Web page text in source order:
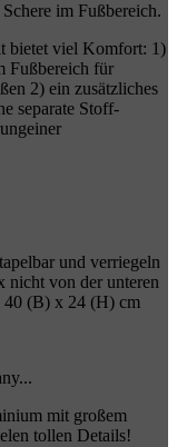
im Fußbereich.
bietet viel Komfort: 1)
Fußbereich für
2) ein zusätzliches
separate Stoff-
und verriegeln
nicht von der unteren
40 (B) x 24 (H) cm
mit großem
tollen Details!